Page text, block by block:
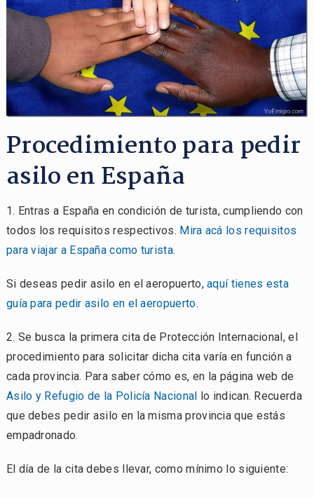
Procedimiento para pedir
asilo en España
1. Entras a España en condición de turista, cumpliendo con
todos los requisitos respectivos. Mira acá los requisitos
para viajar a España como turista.
Si deseas pedir asilo en el aeropuerto,aquí tienes esta
guía para pedir asilo en el aeropuerto.
2. Se busca la primera cita de Protección Internacional, el
procedimiento para solicitar dicha cita varía en función a
cada provincia. Para saber cómo es, en la página web de
Asilo y Refugio de la Policía Nacional
lo indican. Recuerda
que debes pedir asilo en la misma provincia que estás
empadronado.
El día de la cita debes llevar, como mínimo lo siguiente: